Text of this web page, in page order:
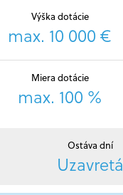
Výška dotácie
max. 10 000 €
Miera dotácie
max. 100 %
Ostáva dní
Uzavretá